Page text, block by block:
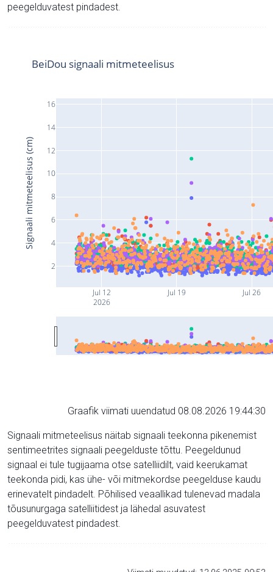
peegelduvatest pindadest.
Jul 12
2026
Jul 19 Jul 26
2
4
6
8
10
12
14
16
BeiDou signaali mitmeteelisus
Signaali mitmeteelisus (cm)
Graafik viimati uuendatud 08.08.2026 19:44:30
Signaali mitmeteelisus näitab signaali teekonna pikenemist
sentimeetrites signaali peegelduste tõttu. Peegeldunud
signaal ei tule tugijaama otse satelliidilt, vaid keerukamat
teekonda pidi, kas ühe- või mitmekordse peegelduse kaudu
erinevatelt pindadelt. Põhilised veaallikad tulenevad madala
tõusunurgaga satelliitidest ja lähedal asuvatest
peegelduvatest pindadest.